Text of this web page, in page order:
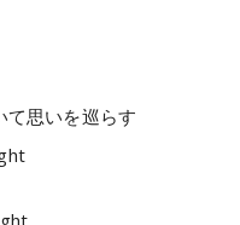
て思いを巡らす